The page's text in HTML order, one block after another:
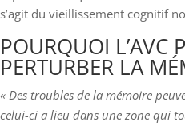
s’agit du vieillissement cognitif
POURQUOI L’AVC
PERTURBER LA
« Des troubles de la mémoire
celui-ci a lieu dans une zone qui